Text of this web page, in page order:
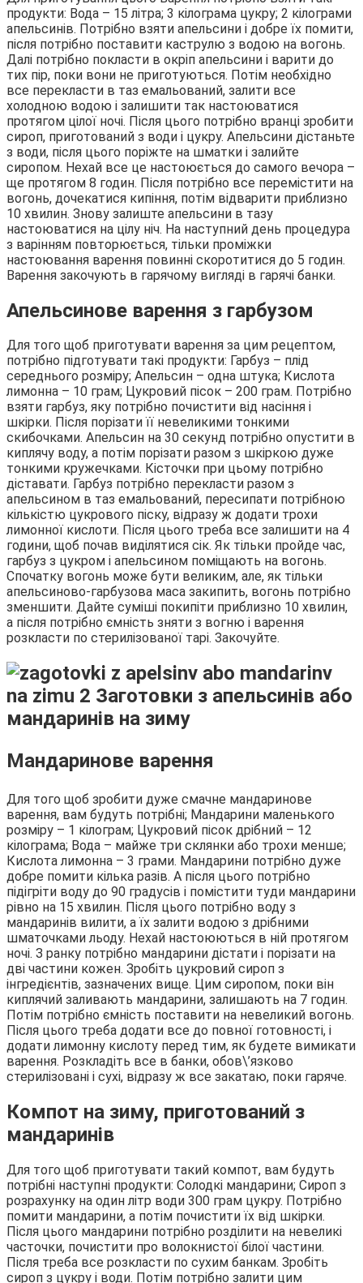
продукти: Вода – 15 літра; 3 кілограма цукру; 2 кілограми
апельсинів. Потрібно взяти апельсини і добре їх помити,
після потрібно поставити каструлю з водою на вогонь.
Далі потрібно покласти в окріп апельсини і варити до
тих пір, поки вони не приготуються. Потім необхідно
все перекласти в таз емальований, залити все
холодною водою і залишити так настоюватися
протягом цілої ночі. Після цього потрібно вранці зробити
сироп, приготований з води і цукру. Апельсини дістаньте
з води, після цього поріжте на шматки і залийте
сиропом. Нехай все це настоюється до самого вечора –
ще протягом 8 годин. Після потрібно все перемістити на
вогонь, дочекатися кипіння, потім відварити приблизно
10 хвилин. Знову залиште апельсини в тазу
настоюватися на цілу ніч. На наступний день процедура
з варінням повторюється, тільки проміжки
настоювання варення повинні скоротитися до 5 годин.
Варення закочують в гарячому вигляді в гарячі банки.
Апельсинове варення з гарбузом
Для того щоб приготувати варення за цим рецептом,
потрібно підготувати такі продукти: Гарбуз – плід
середнього розміру; Апельсин – одна штука; Кислота
лимонна – 10 грам; Цукровий пісок – 200 грам. Потрібно
взяти гарбуз, яку потрібно почистити від насіння і
шкірки. Після порізати її невеликими тонкими
скибочками. Апельсин на 30 секунд потрібно опустити в
киплячу воду, а потім порізати разом з шкіркою дуже
тонкими кружечками. Кісточки при цьому потрібно
діставати. Гарбуз потрібно перекласти разом з
апельсином в таз емальований, пересипати потрібною
кількістю цукрового піску, відразу ж додати трохи
лимонної кислоти. Після цього треба все залишити на 4
години, щоб почав виділятися сік. Як тільки пройде час,
гарбуз з цукром і апельсином поміщають на вогонь.
Спочатку вогонь може бути великим, але, як тільки
апельсиново-гарбузова маса закипить, вогонь потрібно
зменшити. Дайте суміші покипіти приблизно 10 хвилин,
а після потрібно ємність зняти з вогню і варення
розкласти по стерилізованої тарі. Закочуйте.
Мандаринове варення
Для того щоб зробити дуже смачне мандаринове
варення, вам будуть потрібні; Мандарини маленького
розміру – 1 кілограм; Цукровий пісок дрібний – 12
кілограма; Вода – майже три склянки або трохи менше;
Кислота лимонна – 3 грами. Мандарини потрібно дуже
добре помити кілька разів. А після цього потрібно
підігріти воду до 90 градусів і помістити туди мандарини
рівно на 15 хвилин. Після цього потрібно воду з
мандаринів вилити, а їх залити водою з дрібними
шматочками льоду. Нехай настоюються в ній протягом
ночі. З ранку потрібно мандарини дістати і порізати на
дві частини кожен. Зробіть цукровий сироп з
інгредієнтів, зазначених вище. Цим сиропом, поки він
киплячий заливають мандарини, залишають на 7 годин.
Потім потрібно ємність поставити на невеликий вогонь.
Після цього треба додати все до повної готовності, і
додати лимонну кислоту перед тим, як будете вимикати
варення. Розкладіть все в банки, обов\’язково
стерилізовані і сухі, відразу ж все закатаю, поки гаряче.
Компот на зиму, приготований з
мандаринів
Для того щоб приготувати такий компот, вам будуть
потрібні наступні продукти: Солодкі мандарини; Сироп з
розрахунку на один літр води 300 грам цукру. Потрібно
помити мандарини, а потім почистити їх від шкірки.
Після цього мандарини потрібно розділити на невеликі
часточки, почистити про волокнистої білої частини.
Після треба все розкласти по сухим банкам. Зробіть
сироп з цукру і води. Потім потрібно залити цим